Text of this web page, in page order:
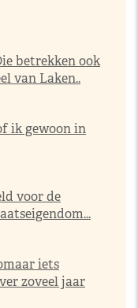
betrekken ook
van Laken..
ik gewoon in
voor de
iets
zoveel jaar